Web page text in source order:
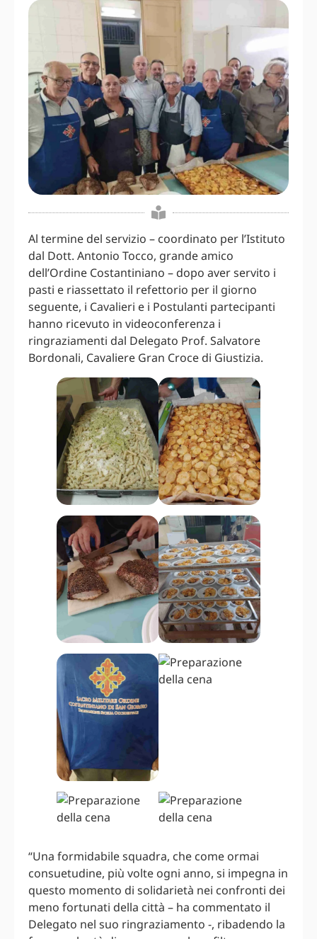
Al termine del servizio – coordinato per l’Istituto
dal Dott. Antonio Tocco, grande amico
dell’Ordine Costantiniano – dopo aver servito i
pasti e riassettato il refettorio per il giorno
seguente, i Cavalieri e i Postulanti partecipanti
hanno ricevuto in videoconferenza i
ringraziamenti dal Delegato Prof. Salvatore
Bordonali, Cavaliere Gran Croce di Giustizia.
“Una formidabile squadra, che come ormai
consuetudine, più volte ogni anno, si impegna in
questo momento di solidarietà nei confronti dei
meno fortunati della città – ha commentato il
Delegato nel suo ringraziamento -, ribadendo la